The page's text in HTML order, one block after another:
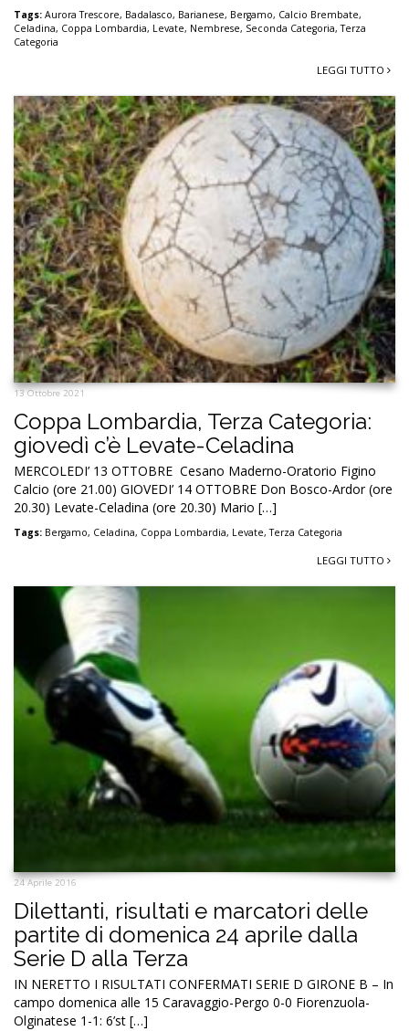
Tags: Aurora Trescore, Badalasco, Barianese, Bergamo, Calcio Brembate,
Celadina, Coppa Lombardia, Levate, Nembrese, Seconda Categoria,Terza
Categoria
LEGGI TUTTO
13 Ottobre 2021
Coppa Lombardia, Terza Categoria:
giovedì c’è Levate-Celadina
MERCOLEDI’ 13 OTTOBRE Cesano Maderno-Oratorio Figino
Calcio (ore 21.00) GIOVEDI’ 14 OTTOBRE Don Bosco-Ardor (ore
20.30) Levate-Celadina (ore 20.30) Mario […]
Tags: Bergamo, Celadina, Coppa Lombardia, Levate,Terza Categoria
LEGGI TUTTO
24 Aprile 2016
Dilettanti, risultati e marcatori delle
partite di domenica 24 aprile dalla
Serie D alla Terza
IN NERETTO I RISULTATI CONFERMATI SERIE D GIRONE B – In
campo domenica alle 15 Caravaggio-Pergo 0-0 Fiorenzuola-
Olginatese 1-1: 6’st […]